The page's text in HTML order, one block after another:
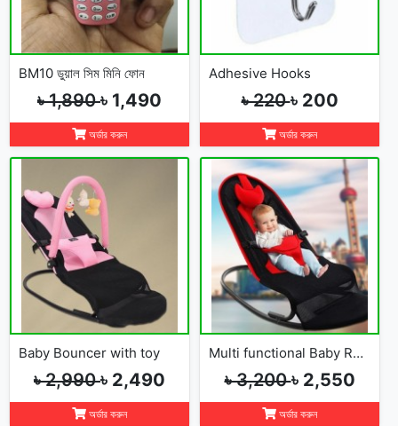
BM10 ডুয়াল সিম মিনি ফোন
৳ 1,890৳ 1,490
অর্ডার করুন
Adhesive Hooks
৳ 220৳ 200
অর্ডার করুন
Baby Bouncer with toy
৳ 2,990৳ 2,490
অর্ডার করুন
Multi functional Baby Rocking Chair with Adjustable Angle and Safety Belt
৳ 3,200৳ 2,550
অর্ডার করুন